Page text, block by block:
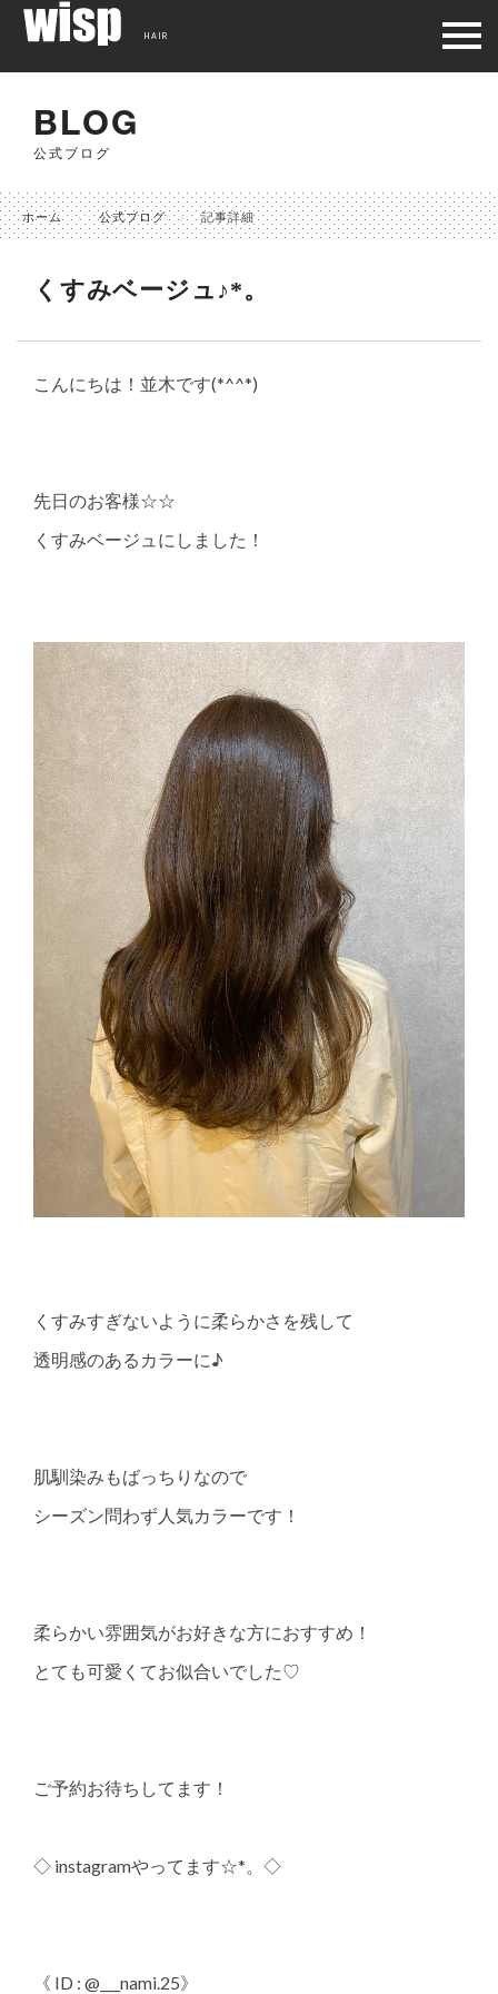
BLOG
公式ブログ
ホーム 公式ブログ 記事詳細
くすみベージュ♪*。
こんにちは！並木です(*^^*)
先日のお客様☆☆
くすみベージュにしました！
くすみすぎないように柔らかさを残して
透明感のあるカラーに♪
肌馴染みもばっちりなので
シーズン問わず人気カラーです！
柔らかい雰囲気がお好きな方におすすめ！
とても可愛くてお似合いでした♡
ご予約お待ちしてます！
◇ instagramやってます☆*。◇
《 ID : @___nami.25》
HAIR